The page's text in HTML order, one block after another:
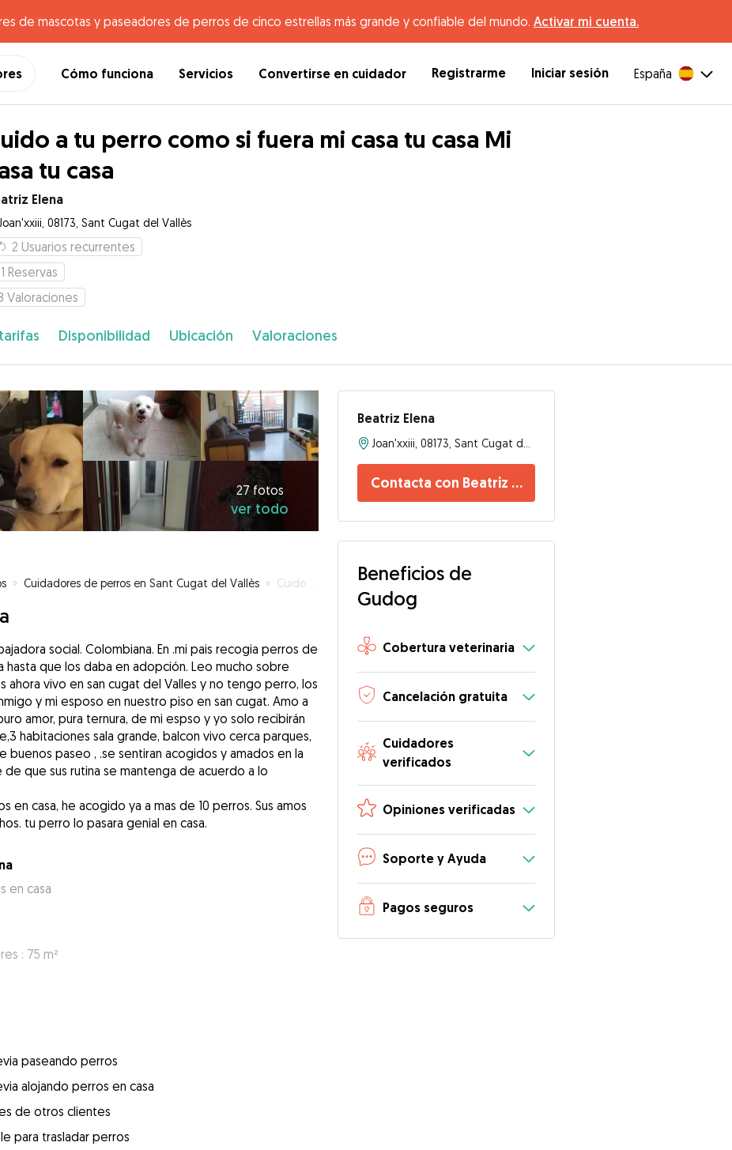
de mascotas y paseadores de perros de cinco estrellas más grande y confiable del mundo. Activar mi cuenta.
Cómo funciona Servicios Convertirse en cuidador Registrarme Iniciar sesión España
a tu perro como si fuera mi casa tu casa Mi
tu casa
Elena
Joan'xxiii, 08173, Sant Cugat del Vallès
2 Usuarios recurrentes
Reservas
Valoraciones
Disponibilidad Ubicación Valoraciones
27 fotos
ver todo
» Cuidadores de perros en Sant Cugat del Vallès » Cuido a tu perro como si fuera mi casa tu casa Mi casa tu casa
social. Colombiana. En .mi pais recogia perros de
hasta que los daba en adopción. Leo mucho sobre
ahora vivo en san cugat del Valles y no tengo perro, los
y mi esposo en nuestro piso en san cugat. Amo a
amor, pura ternura, de mi espso y yo solo recibirán
habitaciones sala grande, balcon vivo cerca parques,
buenos paseo , .se sentiran acogidos y amados en la
de que sus rutina se mantenga de acuerdo a lo
en casa, he acogido ya a mas de 10 perros. Sus amos
tu perro lo pasara genial en casa.
en casa
: 75 m²
paseando perros
alojando perros en casa
de otros clientes
para trasladar perros
Beatriz Elena
Contacta con Beatriz Elena
Beneficios de
Gudog
Cobertura veterinaria
Cancelación gratuita
Cuidadores
verificados
Opiniones verificadas
Soporte y Ayuda
Pagos seguros